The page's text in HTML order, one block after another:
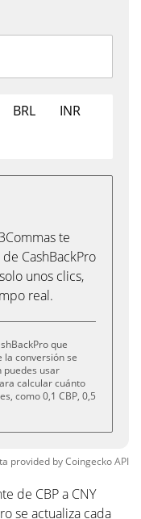
BRL
INR
te
CashBackPro
unos clics,
real.
que
la conversión se
puedes usar
calcular cuánto
como 0,1 CBP, 0,5
provided byCoingeckoAPI
de CBP a CNY
se actualiza cada